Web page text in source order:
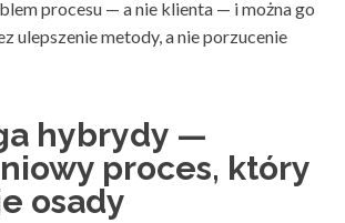
procesu — a nie klienta — i można go
ulepszenie metody, a nie porzucenie
hybrydy —
proces, który
osady